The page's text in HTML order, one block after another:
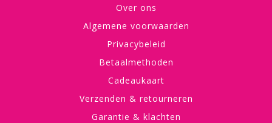
Over ons
Algemene voorwaarden
Privacybeleid
Betaalmethoden
Cadeaukaart
Verzenden & retourneren
Garantie & klachten